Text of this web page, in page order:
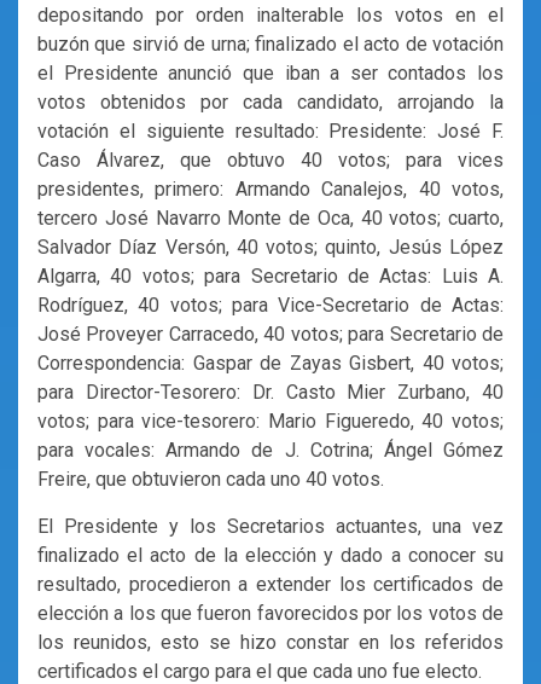
depositando por orden inalterable los votos en el
buzón que sirvió de urna; finalizado el acto de votación
el Presidente anunció que iban a ser contados los
votos obtenidos por cada candidato, arrojando la
votación el siguiente resultado: Presidente: José F.
Caso Álvarez, que obtuvo 40 votos; para vices
presidentes, primero: Armando Canalejos, 40 votos,
tercero José Navarro Monte de Oca, 40 votos; cuarto,
Salvador Díaz Versón, 40 votos; quinto, Jesús López
Algarra, 40 votos; para Secretario de Actas: Luis A.
Rodríguez, 40 votos; para Vice-Secretario de Actas:
José Proveyer Carracedo, 40 votos; para Secretario de
Correspondencia: Gaspar de Zayas Gisbert, 40 votos;
para Director-Tesorero: Dr. Casto Mier Zurbano, 40
votos; para vice-tesorero: Mario Figueredo, 40 votos;
para vocales: Armando de J. Cotrina; Ángel Gómez
Freire, que obtuvieron cada uno 40 votos.
El Presidente y los Secretarios actuantes, una vez
finalizado el acto de la elección y dado a conocer su
resultado, procedieron a extender los certificados de
elección a los que fueron favorecidos por los votos de
los reunidos, esto se hizo constar en los referidos
certificados el cargo para el que cada uno fue electo.